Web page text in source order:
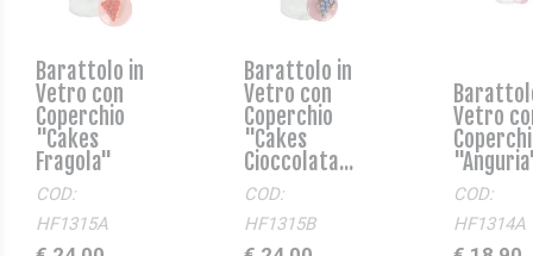
Barattolo in
Vetro con
Coperchio
"Cakes
Fragola"
COD:
HF1315A
Barattolo in
Vetro con
Coperchio
"Cakes
Cioccolata...
COD:
HF1315B
Vetro
COD:
HF1314A